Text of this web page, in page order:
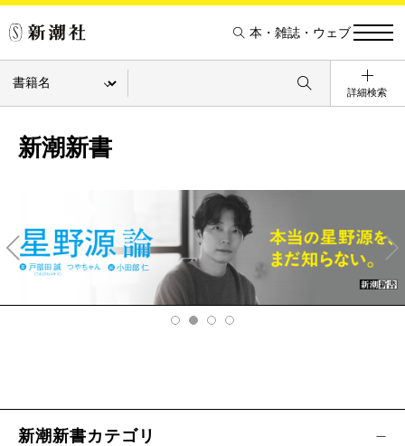
本・雑誌・ウェブ
詳細検索
新潮新書
v
Ne
xt
新潮新書カテゴリ